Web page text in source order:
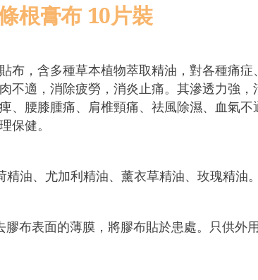
根膏布 10片裝
布，含多種草本植物萃取精油，對各種痛症
不適，消除疲勞，消炎止痛。其滲透力強，
、腰膝腫痛、肩椎頸痛、祛風除濕、血氣不
保健。
油、尤加利精油、薰衣草精油、玫瑰精油。
布表面的薄膜，將膠布貼於患處。只供外用